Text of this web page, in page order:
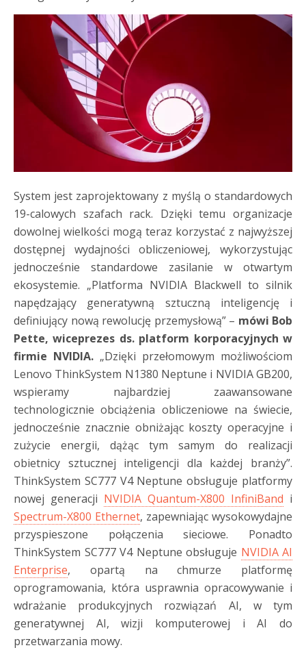
System jest zaprojektowany z myślą o standardowych
19-calowych szafach rack. Dzięki temu organizacje
dowolnej wielkości mogą teraz korzystać z najwyższej
dostępnej wydajności obliczeniowej, wykorzystując
jednocześnie standardowe zasilanie w otwartym
ekosystemie. „Platforma NVIDIA Blackwell to silnik
napędzający generatywną sztuczną inteligencję i
definiujący nową rewolucję przemysłową” – mówi Bob
Pette, wiceprezes ds. platform korporacyjnych w
firmie NVIDIA. „Dzięki przełomowym możliwościom
Lenovo ThinkSystem N1380 Neptune i NVIDIA GB200,
wspieramy najbardziej zaawansowane
technologicznie obciążenia obliczeniowe na świecie,
jednocześnie znacznie obniżając koszty operacyjne i
zużycie energii, dążąc tym samym do realizacji
obietnicy sztucznej inteligencji dla każdej branży”.
ThinkSystem SC777 V4 Neptune obsługuje platformy
nowej generacji NVIDIA Quantum-X800 InfiniBand i
Spectrum-X800 Ethernet, zapewniając wysokowydajne
przyspieszone połączenia sieciowe. Ponadto
ThinkSystem SC777 V4 Neptune obsługuje NVIDIA AI
Enterprise, opartą na chmurze platformę
oprogramowania, która usprawnia opracowywanie i
wdrażanie produkcyjnych rozwiązań AI, w tym
generatywnej AI, wizji komputerowej i AI do
przetwarzania mowy.